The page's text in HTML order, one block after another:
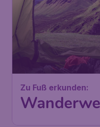
Zu Fuß erkunden: